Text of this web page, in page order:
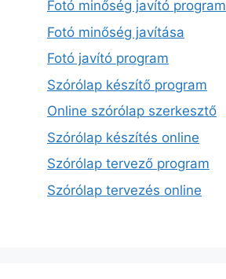
Fotó minőség javító program
Fotó minőség javítása
Fotó javító program
Szórólap készítő program
Online szórólap szerkesztő
Szórólap készítés online
Szórólap tervező program
Szórólap tervezés online